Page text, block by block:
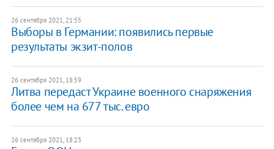
26 сентября 2021, 21:55
Выборы в Германии: появились первые
результаты экзит-полов
26 сентября 2021, 18:59
Литва передаст Украине военного снаряжения
более чем на 677 тыс. евро
26 сентября 2021, 18:23